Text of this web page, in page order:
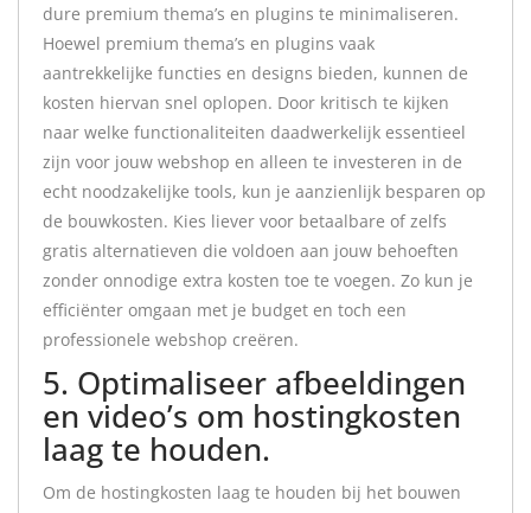
dure premium thema’s en plugins te minimaliseren.
Hoewel premium thema’s en plugins vaak
aantrekkelijke functies en designs bieden, kunnen de
kosten hiervan snel oplopen. Door kritisch te kijken
naar welke functionaliteiten daadwerkelijk essentieel
zijn voor jouw webshop en alleen te investeren in de
echt noodzakelijke tools, kun je aanzienlijk besparen op
de bouwkosten. Kies liever voor betaalbare of zelfs
gratis alternatieven die voldoen aan jouw behoeften
zonder onnodige extra kosten toe te voegen. Zo kun je
efficiënter omgaan met je budget en toch een
professionele webshop creëren.
5. Optimaliseer afbeeldingen
en video’s om hostingkosten
laag te houden.
Om de hostingkosten laag te houden bij het bouwen